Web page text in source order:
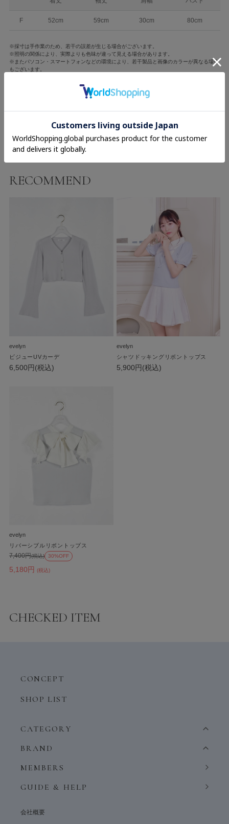
F 52cm 59cm 30cm 80cm
※採寸は手作業のため、若干の誤差が生じる場合がございます。
※照明の関係により、実際よりも色味が違って見える場合があります。
※またパソコン・スマートフォンなどの環境により、若干製品と画像のカラーが異なる場合
もございます。
RECOMMEND
evelyn
ビジューUVカーデ
6,500円(税込)
evelyn
シャツドッキングリボントップス
5,900円(税込)
evelyn
リバーシブルリボントップス
5,180円 (税込)
7,400円(税込) 30%OFF
CHECKED ITEM
CONCEPT
SHOP LIST
CATEGORY
BRAND
MEMBERS
GUIDE & HELP
会社概要